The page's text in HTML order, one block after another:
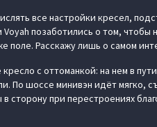
все настройки кресел,
позаботились о том, чтобы
поле. Расскажу лишь о самом
с оттоманкой: на нем в
По шоссе минивэн идёт мягко,
сторону при перестроениях